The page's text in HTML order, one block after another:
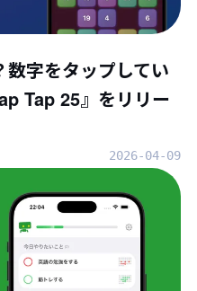
字をタップしてい
Tap 25』をリリー
2026-04-09